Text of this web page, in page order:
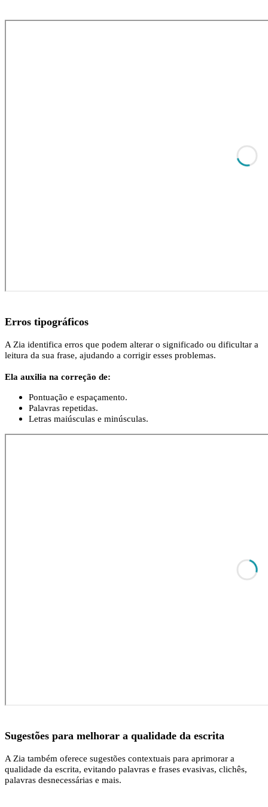
Erros tipográficos
A Zia identifica erros que podem alterar o significado ou dificultar a
leitura da sua frase, ajudando a corrigir esses problemas.
Ela auxilia na correção de:
Pontuação e espaçamento.
Palavras repetidas.
Letras maiúsculas e minúsculas.
Sugestões para melhorar a qualidade da escrita
A Zia também oferece sugestões contextuais para aprimorar a
qualidade da escrita, evitando palavras e frases evasivas, clichês,
palavras desnecessárias e mais.